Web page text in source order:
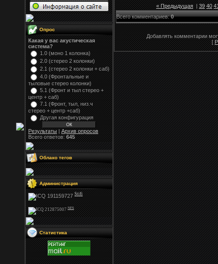
Опрос
Какая у вас акустическая
система?
1.0 (моно 1 колонка)
2.0 (стерео 2 колонки)
2.1 (стерео 2 колонки + саб)
4.0 (Фронтальные и
тыловые стерео колонки)
5.1 (Фронт и тыл стерео +
центр + саб)
7.1 (Фронт, тыл, низ.ч
стерео + центр +саб)
Другая конфигурация
Результаты|Архив опросов
Всего ответов:645
Облако тегов
Администрация
Stifi
NFS
Статистика
« Предыдущая|39 40
Всего комментариев:0
Добавлять комментарии
[